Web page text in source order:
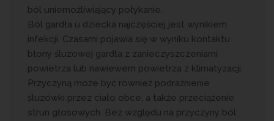
ból uniemożliwiający połykanie.
Ból gardła u dziecka najczęściej jest wynikiem
infekcji. Czasami pojawia się w wyniku kontaktu
błony śluzowej gardła z zanieczyszczeniami
powietrza lub nawiewem powietrza z klimatyzacji.
Przyczyną może być również podrażnienie
śluzówki przez ciało obce, a także przeciążenie
strun głosowych. Bez względu na przyczyny ból